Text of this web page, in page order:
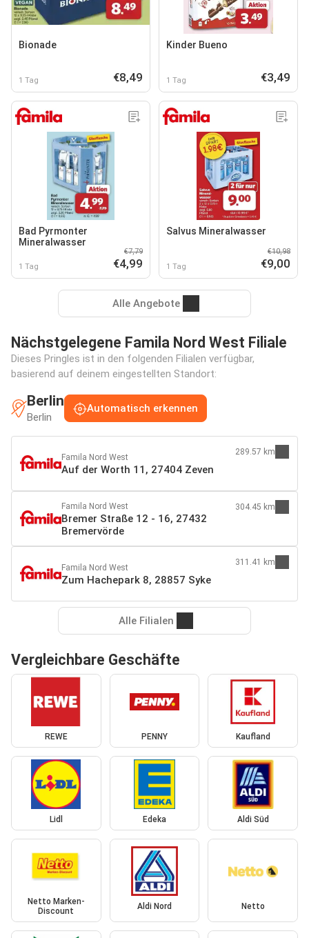
Bionade
1 Tag €8,49
Kinder Bueno
1 Tag €3,49
Bad Pyrmonter
Mineralwasser
1 Tag
€7,79
€4,99
Salvus Mineralwasser
1 Tag
€10,98
€9,00
Alle Angebote
Nächstgelegene Famila Nord West Filiale
Dieses Pringles ist in den folgenden Filialen verfügbar,
basierend auf deinem eingestellten Standort:
Berlin
Berlin
Automatisch erkennen
Famila Nord West
Auf der Worth 11, 27404 Zeven
289.57 km
Famila Nord West
Bremer Straße 12 - 16, 27432
Bremervörde
304.45 km
Famila Nord West
Zum Hachepark 8, 28857 Syke
311.41 km
Alle Filialen
Vergleichbare Geschäfte
REWE PENNY Kaufland
Lidl Edeka Aldi Süd
Netto Marken-
Discount
Aldi Nord Netto